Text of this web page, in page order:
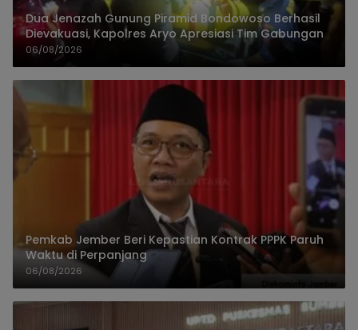
Dua Jenazah Gunung Piramid Bondowoso Berhasil
Dievakuasi, Kapolres Aryo Apresiasi Tim Gabungan
06/08/2026
Pemkab Jember Beri Kepastian Kontrak PPPK Paruh
Waktu di Perpanjang
06/08/2026